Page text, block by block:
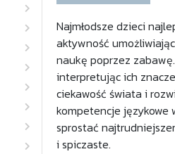
Najmłodsze dzieci
aktywność
naukę poprzez
interpretując ich
ciekawość świata i
kompetencje językowe
sprostać
i spiczaste.